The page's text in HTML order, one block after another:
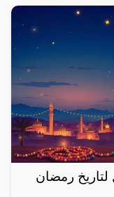
شامل لتاريخ رمضان